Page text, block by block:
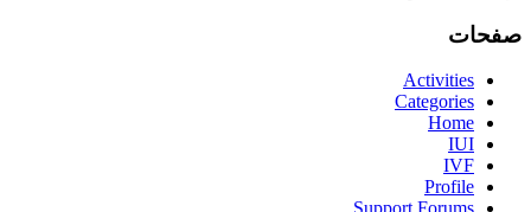
صفحات
Activities
Categories
Home
IUI
IVF
Profile